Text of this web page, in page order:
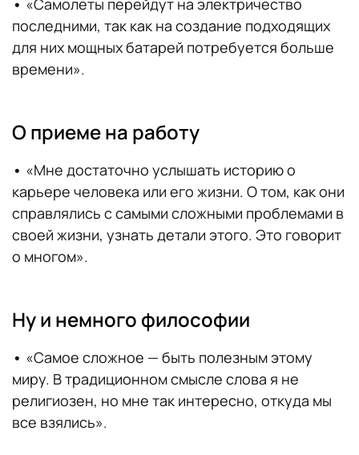
• «Самолеты перейдут на электричество
последними, так как на создание подходящих
для них мощных батарей потребуется больше
времени».
О приеме на работу
• «Мне достаточно услышать историю о
карьере человека или его жизни. О том, как они
справлялись с самыми сложными проблемами в
своей жизни, узнать детали этого. Это говорит
о многом».
Ну и немного философии
• «Самое сложное — быть полезным этому
миру. В традиционном смысле слова я не
религиозен, но мне так интересно, откуда мы
все взялись».